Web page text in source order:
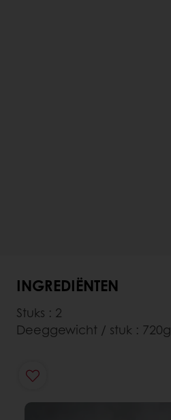
INGREDIËNTEN
Stuks : 2
Deeggewicht / stuk : 720g